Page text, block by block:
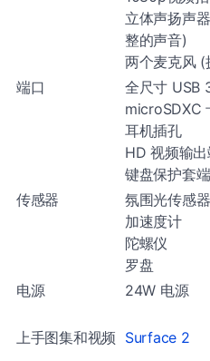
立体声扬声
整的声音)
两个麦克风 (
端口
全尺寸 USB
microSDXC
耳机插孔
HD 视频输出
键盘保护套
传感器
氛围光传感器
加速度计
陀螺仪
罗盘
电源
24W 电源
上手图集和视频 Surface 2